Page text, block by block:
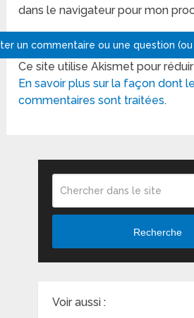
dans le navigateur pour mon
Ce site utilise Akismet pour
En savoir plus sur la façon dont
commentaires sont traitées.
Recherche
Voir aussi :